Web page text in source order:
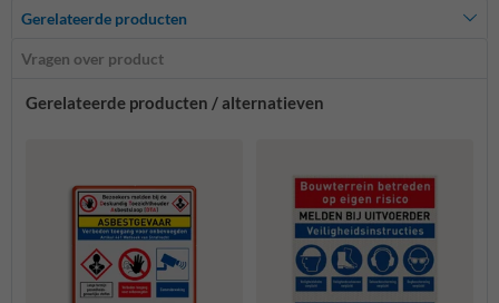
Gerelateerde producten
Vragen over product
Gerelateerde producten / alternatieven